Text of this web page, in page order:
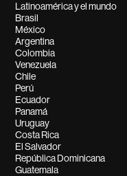
Latinoamérica y el mundo
Brasil
México
Argentina
Colombia
Venezuela
Chile
Perú
Ecuador
Panamá
Uruguay
Costa Rica
El Salvador
República Dominicana
Guatemala